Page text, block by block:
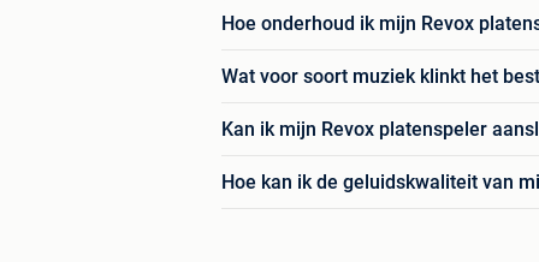
Hoe onderhoud ik mijn Revox
Wat voor soort muziek klinkt het
Kan ik mijn Revox platenspeler
Hoe kan ik de geluidskwaliteit van